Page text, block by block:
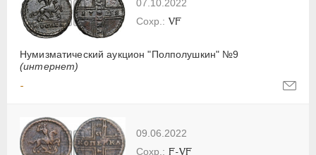
07.10.2022
Нумизматический аукцион "Полполушкин" №9
(интернет)
VF
-
09.06.2022
F-VF